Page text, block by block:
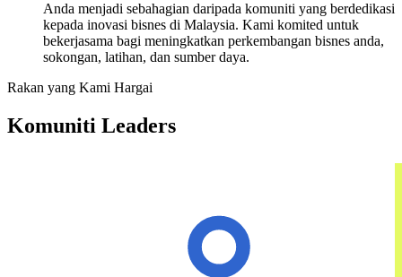
Anda menjadi sebahagian daripada komuniti yang berdedikasi
kepada inovasi bisnes di Malaysia. Kami komited untuk
bekerjasama bagi meningkatkan perkembangan bisnes anda,
sokongan, latihan, dan sumber daya.
Rakan yang Kami Hargai
Komuniti Leaders